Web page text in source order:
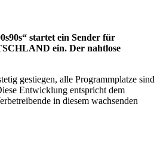
startet ein Sender für
ein. Der nahtlose
gestiegen, alle Programmplatze sind
Entwicklung entspricht dem
in diesem wachsenden